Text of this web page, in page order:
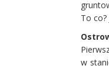
To co?
w